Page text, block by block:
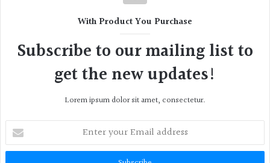
With Product You Purchase
Subscribe to our mailing list to
get the new updates!
Lorem ipsum dolor sit amet, consectetur.
your
Email